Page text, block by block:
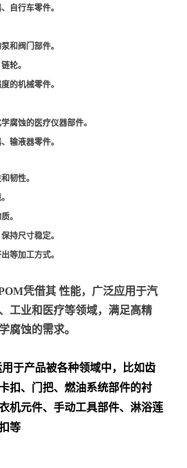
自行车零件。
和阀门部件。
轮。
的机械零件。
腐蚀的医疗仪器部件。
输液器零件。
韧性。
。
持尺寸稳定。
等加工方式。
凭借其 性能，广泛应用于汽
工业和医疗等领域，满足高精
腐蚀的需求。
于产品被各种领域中，比如齿
扣、门把、 燃油系统部件的衬
机元件、手动工具部件、淋浴莲
等